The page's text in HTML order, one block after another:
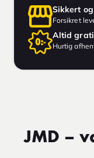
Sikkert
Forsikret
Altid
Hurtig
JMD –